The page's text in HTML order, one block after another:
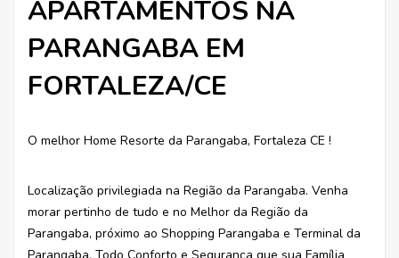
APARTAMENTOS NA
PARANGABA EM
FORTALEZA/CE
O melhor Home Resorte da Parangaba, Fortaleza CE !
Localização privilegiada na Região da Parangaba. Venha
morar pertinho de tudo e no Melhor da Região da
Parangaba, próximo ao Shopping Parangaba e Terminal da